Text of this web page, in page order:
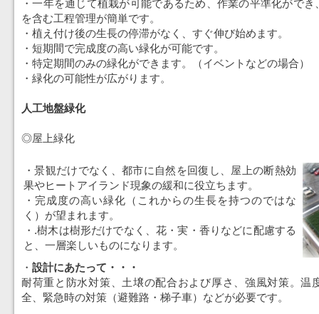
・一年を通じて植栽が可能であるため、作業の平準化がで
を含む工程管理が簡単です。
・植え付け後の生長の停滞がなく、すぐ伸び始めます。
・短期間で完成度の高い緑化が可能です。
・特定期間のみの緑化ができます。（イベントなどの場合）
・緑化の可能性が広がります。
人工地盤緑化
◎屋上緑化
・景観だけでなく、都市に自然を回復し、屋上の断熱効
果やヒートアイランド現象の緩和に役立ちます。
・完成度の高い緑化（これからの生長を持つのではな
く）が望まれます。
・.樹木は樹形だけでなく、花・実・香りなどに配慮する
と、一層楽しいものになります。
・ 設計にあたって・・・
耐荷重と防水対策、土壌の配合および厚さ、強風対策。温
全、緊急時の対策（避難路・梯子車）などが必要です。